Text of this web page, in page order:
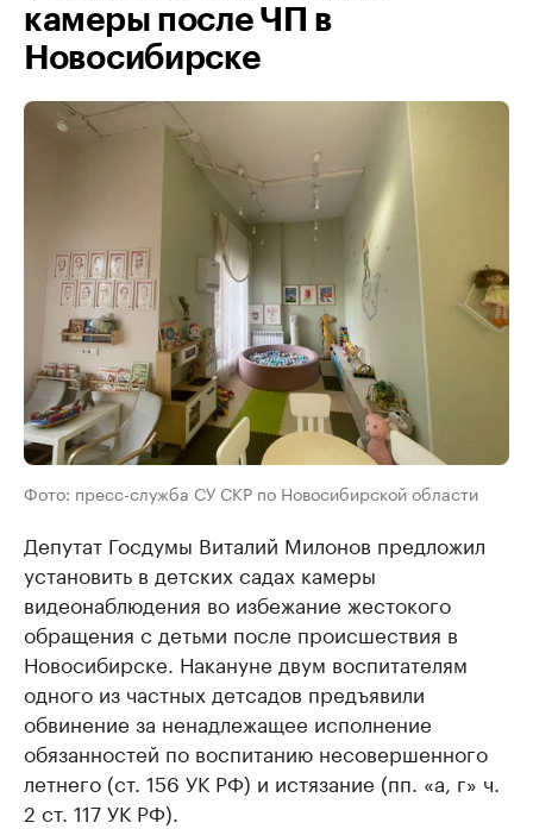
камеры после ЧП в
Новосибирске
Фото: пресс-служба СУ СКР по Новосибирской области
Депутат Госдумы Виталий Милонов предложил
установить в детских садах камеры
видеонаблюдения во избежание жестокого
обращения с детьми после происшествия в
Новосибирске. Накануне двум воспитателям
одного из частных детсадов предъявили
обвинение за ненадлежащее исполнение
обязанностей по воспитанию несовершенного
летнего (ст. 156 УК РФ) и истязание (пп. «а, г» ч.
2 ст. 117 УК РФ).